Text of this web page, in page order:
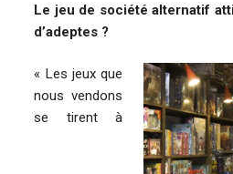
Le jeu de société alternatif
d’adeptes ?
« Les jeux que
nous vendons
se tirent à